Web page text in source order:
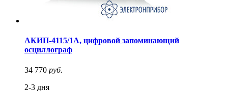
АКИП-4115/1А, цифровой запоминающий
осциллограф
34 770 руб.
2-3 дня